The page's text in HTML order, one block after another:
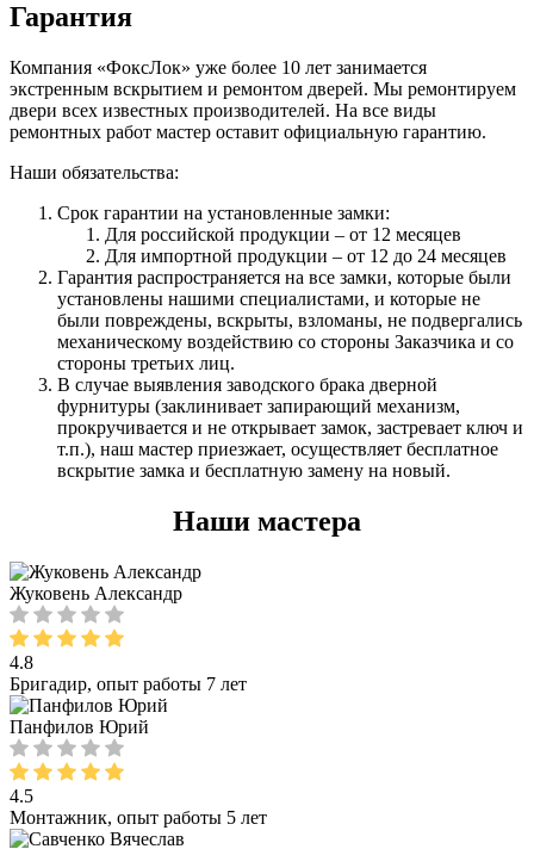
Гарантия
Компания «ФоксЛок» уже более 10 лет занимается
экстренным вскрытием и ремонтом дверей. Мы ремонтируем
двери всех известных производителей. На все виды
ремонтных работ мастер оставит официальную гарантию.
Наши обязательства:
Срок гарантии на установленные замки:
Для российской продукции – от 12 месяцев
Для импортной продукции – от 12 до 24 месяцев
Гарантия распространяется на все замки, которые были
установлены нашими специалистами, и которые не
были повреждены, вскрыты, взломаны, не подвергались
механическому воздействию со стороны Заказчика и со
стороны третьих лиц.
В случае выявления заводского брака дверной
фурнитуры (заклинивает запирающий механизм,
прокручивается и не открывает замок, застревает ключ и
т.п.), наш мастер приезжает, осуществляет бесплатное
вскрытие замка и бесплатную замену на новый.
Наши мастера
Жуковень Александр
4.8
Бригадир, опыт работы 7 лет
Панфилов Юрий
4.5
Монтажник, опыт работы 5 лет